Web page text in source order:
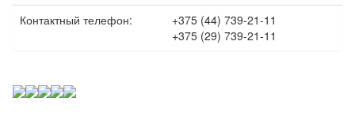
Контактный телефон:
+375 (44) 739-21-11
+375 (29) 739-21-11